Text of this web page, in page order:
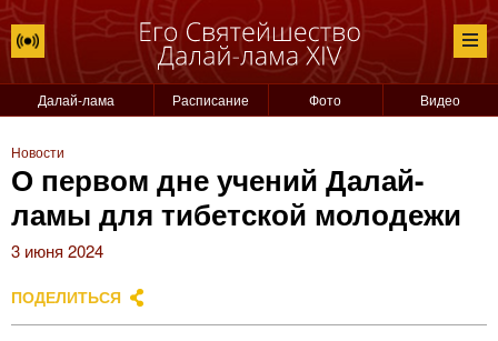
Далай-лама Расписание Фото Видео
Новости
О первом дне учений Далай-
ламы для тибетской молодежи
3 июня 2024
ПОДЕЛИТЬСЯ